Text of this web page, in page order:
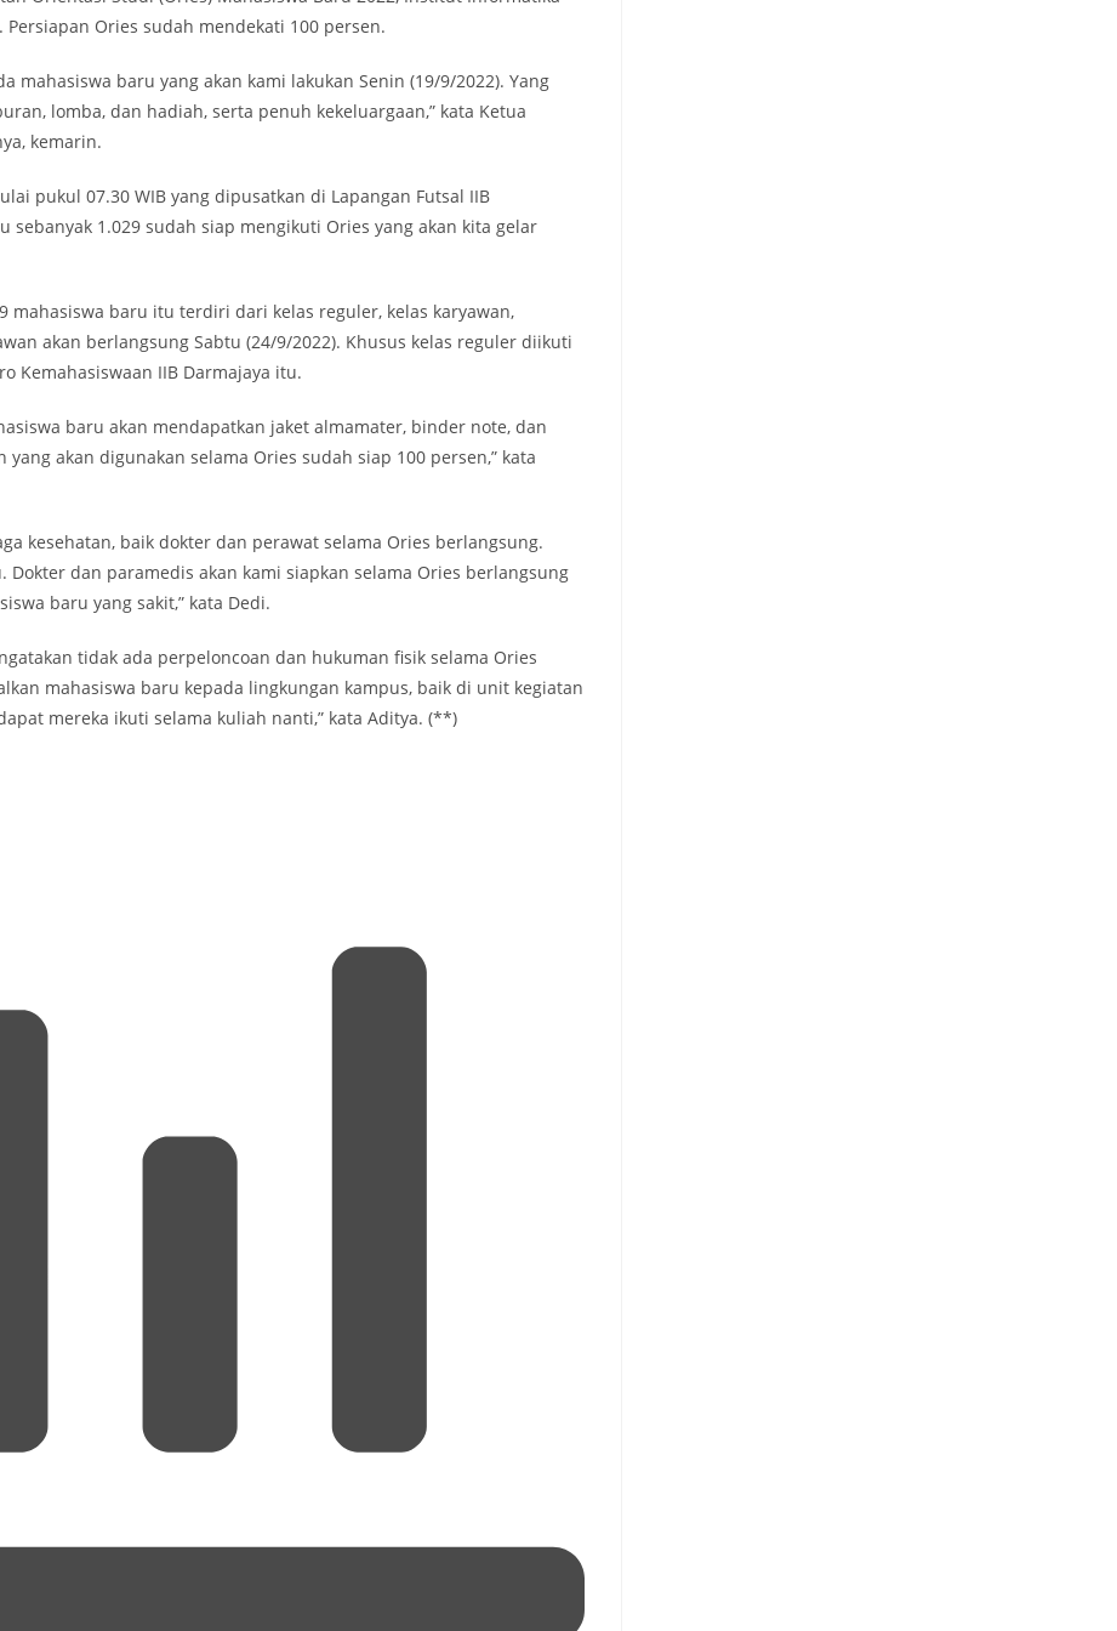
Ories sudah mendekati 100 persen.
mahasiswa baru yang akan kami lakukan Senin (19/9/2022). Yang
lomba, dan hadiah, serta penuh kekeluargaan,” kata Ketua
kemarin.
pukul 07.30 WIB yang dipusatkan di Lapangan Futsal IIB
sebanyak 1.029 sudah siap mengikuti Ories yang akan kita gelar
mahasiswa baru itu terdiri dari kelas reguler, kelas karyawan,
akan berlangsung Sabtu (24/9/2022). Khusus kelas reguler diikuti
Kemahasiswaan IIB Darmajaya itu.
baru akan mendapatkan jaket almamater, binder note, dan
akan digunakan selama Ories sudah siap 100 persen,” kata
kesehatan, baik dokter dan perawat selama Ories berlangsung.
dan paramedis akan kami siapkan selama Ories berlangsung
baru yang sakit,” kata Dedi.
tidak ada perpeloncoan dan hukuman fisik selama Ories
mahasiswa baru kepada lingkungan kampus, baik di unit kegiatan
mereka ikuti selama kuliah nanti,” kata Aditya. (**)